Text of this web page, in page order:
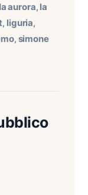
la aurora, la
, liguria,
, simone